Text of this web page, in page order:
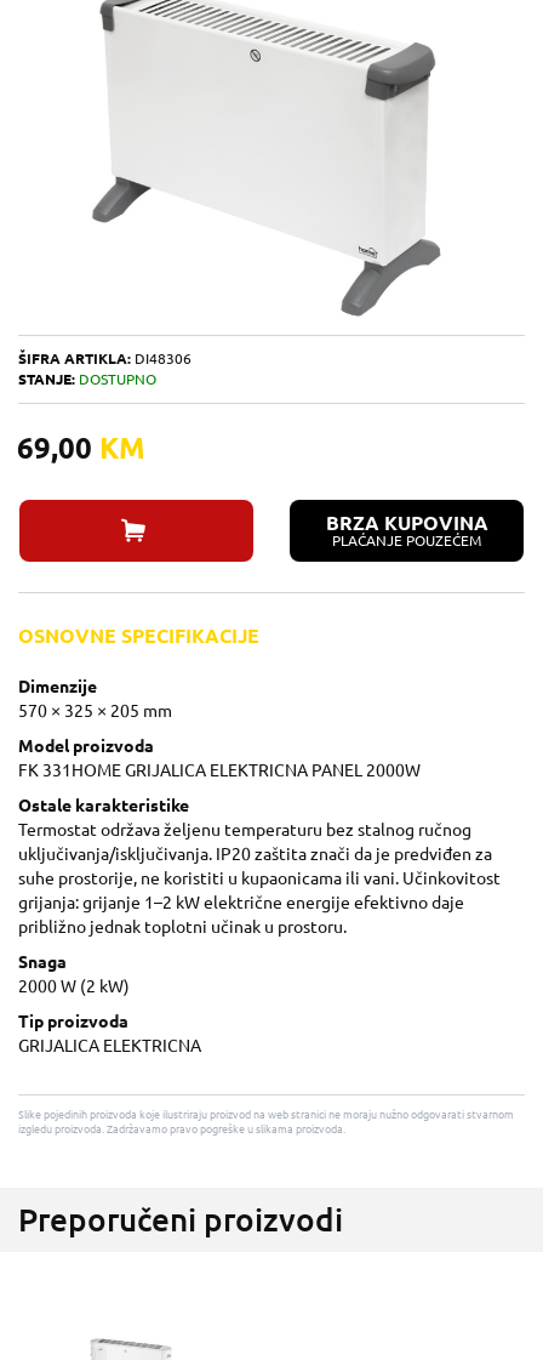
ŠIFRA ARTIKLA: DI48306
STANJE: DOSTUPNO
69,00 KM
BRZA KUPOVINA
PLAĆANJE POUZEĆEM
OSNOVNE SPECIFIKACIJE
Dimenzije
570 × 325 × 205 mm
Model proizvoda
FK 331HOME GRIJALICA ELEKTRICNA PANEL 2000W
Ostale karakteristike
Termostat održava željenu temperaturu bez stalnog ručnog
uključivanja/isključivanja. IP20 zaštita znači da je predviđen za
suhe prostorije, ne koristiti u kupaonicama ili vani. Učinkovitost
grijanja: grijanje 1–2 kW električne energije efektivno daje
približno jednak toplotni učinak u prostoru.
Snaga
2000 W (2 kW)
Tip proizvoda
GRIJALICA ELEKTRICNA
Slike pojedinih proizvoda koje ilustriraju proizvod na web stranici ne moraju nužno odgovarati stvarnom
izgledu proizvoda. Zadržavamo pravo pogreške u slikama proizvoda.
Preporučeni proizvodi